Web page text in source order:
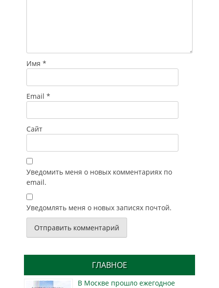
Имя *
Email *
Сайт
Уведомить меня о новых комментариях по
email.
Уведомлять меня о новых записях почтой.
ГЛАВНОЕ
В Москве прошло ежегодное